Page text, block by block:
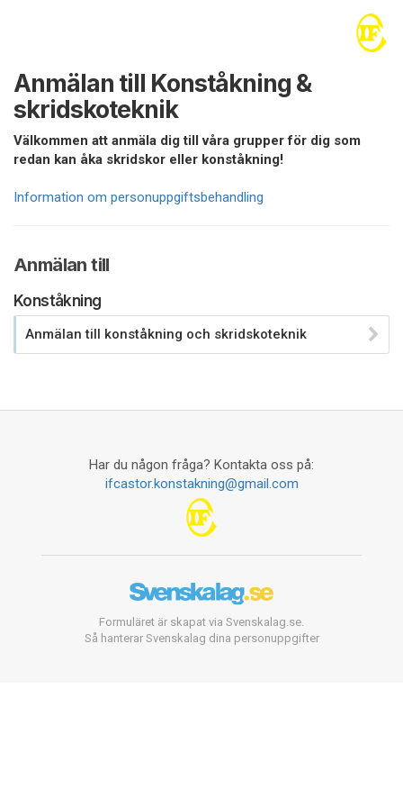
Anmälan till Konståkning &
skridskoteknik
Välkommen att anmäla dig till våra grupper för dig som
redan kan åka skridskor eller konståkning!
Information om personuppgiftsbehandling
Anmälan till
Konståkning
Anmälan till konståkning och skridskoteknik
Har du någon fråga? Kontakta oss på:
ifcastor.konstakning@gmail.com
Formuläret är skapat via Svenskalag.se.
Så hanterar Svenskalag dina personuppgifter